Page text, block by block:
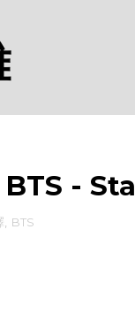
BTS -
BTS